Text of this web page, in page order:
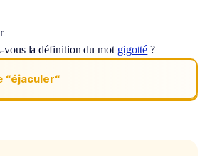
vous la définition du mot gigotté ?
“éjaculer“